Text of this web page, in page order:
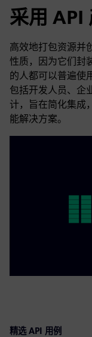
采用 API
高效地打包资源并
性质，因为它们封
的人都可以普遍使
包括开发人员、企
计，旨在简化集成
能解决方案。
精选 API 用例